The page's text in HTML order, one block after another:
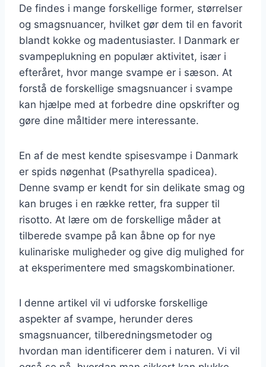
De findes i mange forskellige former, størrelser
og smagsnuancer, hvilket gør dem til en favorit
blandt kokke og madentusiaster. I Danmark er
svampeplukning en populær aktivitet, især i
efteråret, hvor mange svampe er i sæson. At
forstå de forskellige smagsnuancer i svampe
kan hjælpe med at forbedre dine opskrifter og
gøre dine måltider mere interessante.
En af de mest kendte spisesvampe i Danmark
er spids nøgenhat (Psathyrella spadicea).
Denne svamp er kendt for sin delikate smag og
kan bruges i en række retter, fra supper til
risotto. At lære om de forskellige måder at
tilberede svampe på kan åbne op for nye
kulinariske muligheder og give dig mulighed for
at eksperimentere med smagskombinationer.
I denne artikel vil vi udforske forskellige
aspekter af svampe, herunder deres
smagsnuancer, tilberedningsmetoder og
hvordan man identificerer dem i naturen. Vi vil